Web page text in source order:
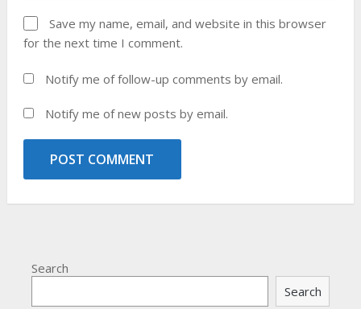
Save my name, email, and website in this browser
for the next time I comment.
Notify me of follow-up comments by email.
Notify me of new posts by email.
Search
Search